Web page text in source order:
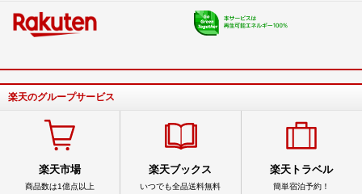
楽天のグループサービス
楽天市場
商品数は1億点以上
楽天ブックス
いつでも全品送料無料
楽天トラベル
簡単宿泊予約！